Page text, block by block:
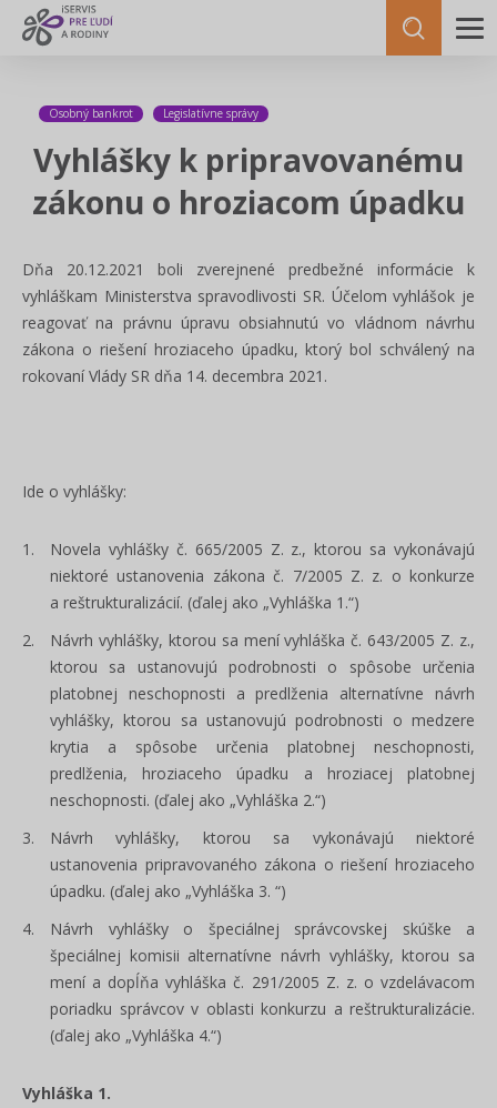
Osobný bankrot Legislatívne správy
Vyhlášky k pripravovanému
zákonu o hroziacom úpadku
Dňa 20.12.2021 boli zverejnené predbežné informácie k
vyhláškam Ministerstva spravodlivosti SR. Účelom vyhlášok je
reagovať na právnu úpravu obsiahnutú vo vládnom návrhu
zákona o riešení hroziaceho úpadku, ktorý bol schválený na
rokovaní Vlády SR dňa 14. decembra 2021.
Ide o vyhlášky:
Novela vyhlášky č. 665/2005 Z. z., ktorou sa vykonávajú
niektoré ustanovenia zákona č. 7/2005 Z. z. o konkurze
a reštrukturalizácií. (ďalej ako „Vyhláška 1.“)
Návrh vyhlášky, ktorou sa mení vyhláška č. 643/2005 Z. z.,
ktorou sa ustanovujú podrobnosti o spôsobe určenia
platobnej neschopnosti a predlženia alternatívne návrh
vyhlášky, ktorou sa ustanovujú podrobnosti o medzere
krytia a spôsobe určenia platobnej neschopnosti,
predlženia, hroziaceho úpadku a hroziacej platobnej
neschopnosti. (ďalej ako „Vyhláška 2.“)
Návrh vyhlášky, ktorou sa vykonávajú niektoré
ustanovenia pripravovaného zákona o riešení hroziaceho
úpadku. (ďalej ako „Vyhláška 3. “)
Návrh vyhlášky o špeciálnej správcovskej skúške a
špeciálnej komisii alternatívne návrh vyhlášky, ktorou sa
mení a dopĺňa vyhláška č. 291/2005 Z. z. o vzdelávacom
poriadku správcov v oblasti konkurzu a reštrukturalizácie.
(ďalej ako „Vyhláška 4.“)
Vyhláška 1.